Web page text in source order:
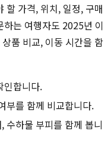
할 가격, 위치, 일정, 구매
는 여행자도 2025년 이
품 비교, 이동 시간을 함
인합니다.
부를 함께 비교합니다.
수하물 부피를 함께 봅니